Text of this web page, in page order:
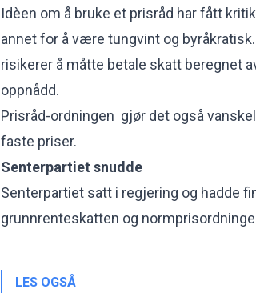
Idèen om å bruke et prisråd har fått
annet for å være tungvint og
risikerer å måtte betale skatt beregnet
oppnådd.
Prisråd-ordningen gjør det også
faste priser.
Senterpartiet snudde
Senterpartiet satt i regjering og hadde
grunnrenteskatten og
LES OGSÅ